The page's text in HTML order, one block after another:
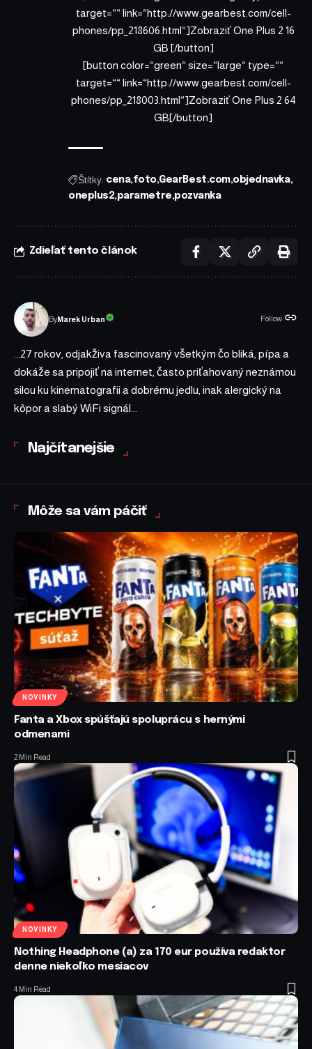
target=““ link=“http://www.gearbest.com/cell-
phones/pp_218606.html“]Zobraziť One Plus 2 16
GB [/button]
[button color=“green“ size=“large“ type=““
target=““ link=“http://www.gearbest.com/cell-
phones/pp_218003.html“]Zobraziť One Plus 2 64
GB[/button]
Štítky: cena foto GearBest.com objednavka
oneplus2 parametre pozvanka
Zdieľať tento článok
ByMarek Urban Follow:
...27 rokov, odjakživa fascinovaný všetkým čo bliká, pípa a
dokáže sa pripojiť na internet, často priťahovaný neznámou
silou ku kinematografii a dobrému jedlu, inak alergický na
kôpor a slabý WiFi signál...
Najčítanejšie
Môže sa vám páčiť
NOVINKY
Fanta a Xbox spúšťajú spoluprácu s hernými
odmenami
2 Min Read
NOVINKY
Nothing Headphone (a) za 170 eur používa redaktor
denne niekoľko mesiacov
4 Min Read